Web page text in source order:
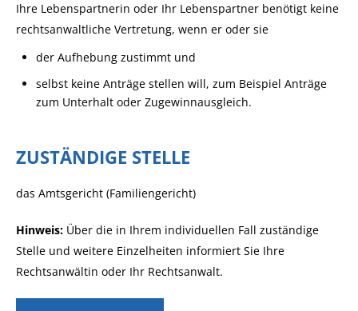
Ihre Lebenspartnerin oder Ihr Lebenspartner benötigt keine
rechtsanwaltliche Vertretung, wenn er oder sie
der Aufhebung zustimmt und
selbst keine Anträge stellen will, zum Beispiel Anträge
zum Unterhalt oder Zugewinnausgleich.
ZUSTÄNDIGE STELLE
das Amtsgericht (Familiengericht)
Hinweis: Über die in Ihrem individuellen Fall zuständige
Stelle und weitere Einzelheiten informiert Sie Ihre
Rechtsanwältin oder Ihr Rechtsanwalt.